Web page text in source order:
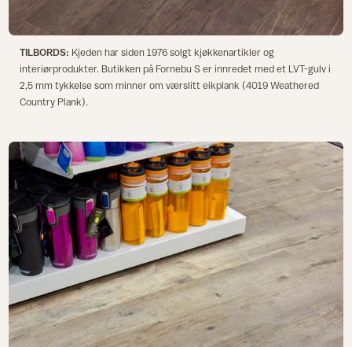
TILBORDS: Kjeden har siden 1976 solgt kjøkkenartikler og
interiørprodukter. Butikken på Fornebu S er innredet med et LVT-gulv i
2,5 mm tykkelse som minner om værslitt eikplank (4019 Weathered
Country Plank).